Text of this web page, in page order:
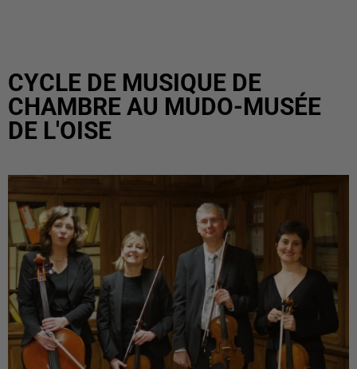
CYCLE DE MUSIQUE DE
CHAMBRE AU MUDO-MUSÉE
DE L'OISE